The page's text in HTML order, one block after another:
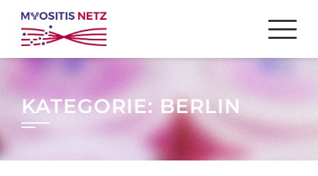
Skip
content
KATEGORIE: BERLIN